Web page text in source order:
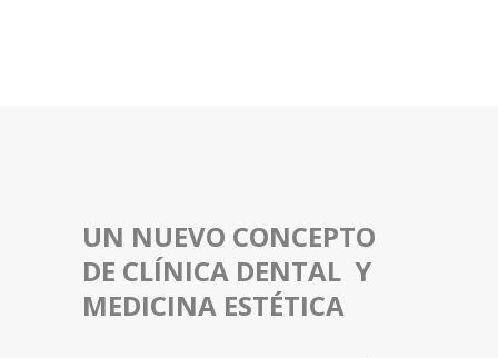
UN NUEVO CONCEPTO
DE CLÍNICA DENTAL Y
MEDICINA ESTÉTICA